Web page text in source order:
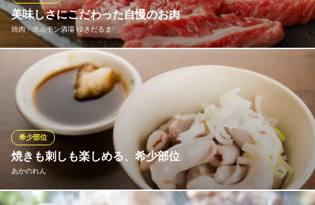
茨城県土浦市真鍋新町13-11 2F
美味しさにこだわった自慢のお肉
焼肉・ホルモン酒場 ゆきだるま
肉本来の旨みと素材にこだわった美味しい焼肉をリーズナブルに
提供させていただいております。
焼肉・ホルモン酒場 ゆきだるま
肉にこだわる焼肉酒場！
ＪＲ常磐線土浦駅 徒歩6分
茨城県土浦市桜町1-18-12
焼きも刺しも楽しめる、希少部位
あかのれん
希少部位